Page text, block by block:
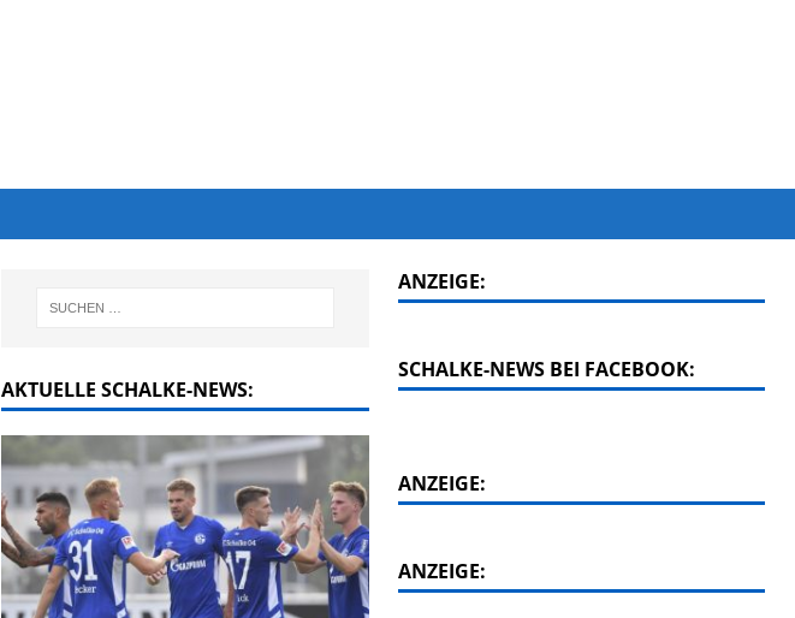
AKTUELLE SCHALKE-NEWS:
ANZEIGE:
SCHALKE-NEWS BEI FACEBOOK:
ANZEIGE:
ANZEIGE: